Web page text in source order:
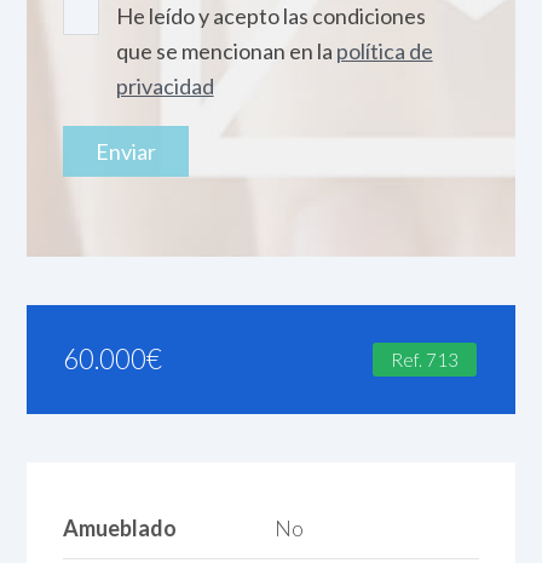
He leído y acepto las condiciones
que se mencionan en la política de
privacidad
60.000€ Ref. 713
Amueblado No